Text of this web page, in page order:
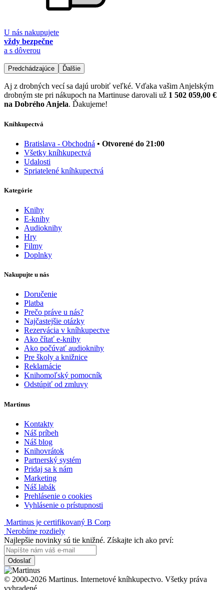
U nás nakupujete
vždy bezpečne
a s dôverou
Predchádzajúce Ďalšie
Aj z drobných vecí sa dajú urobiť veľké. Vďaka vašim Anjelským
drobným ste pri nákupoch na Martinuse darovali už 1 502 059,00 €
na Dobrého Anjela. Ďakujeme!
Kníhkupectvá
Bratislava - Obchodná • Otvorené do 21:00
Všetky kníhkupectvá
Udalosti
Spriatelené kníhkupectvá
Kategórie
Knihy
E-knihy
Audioknihy
Hry
Filmy
Doplnky
Nakupujte u nás
Doručenie
Platba
Prečo práve u nás?
Najčastejšie otázky
Rezervácia v kníhkupectve
Ako čítať e-knihy
Ako počúvať audioknihy
Pre školy a knižnice
Reklamácie
Knihomoľský pomocník
Odstúpiť od zmluvy
Martinus
Kontakty
Náš príbeh
Náš blog
Knihovrátok
Partnerský systém
Pridaj sa k nám
Marketing
Náš labák
Prehlásenie o cookies
Vyhlásenie o prístupnosti
Martinus je certifikovaný B Corp
Nerobíme rozdiely
Najlepšie novinky sú tie knižné. Získajte ich ako prví:
Odoslať
© 2000-2026 Martinus. Internetové kníhkupectvo. Všetky práva
vyhradené.